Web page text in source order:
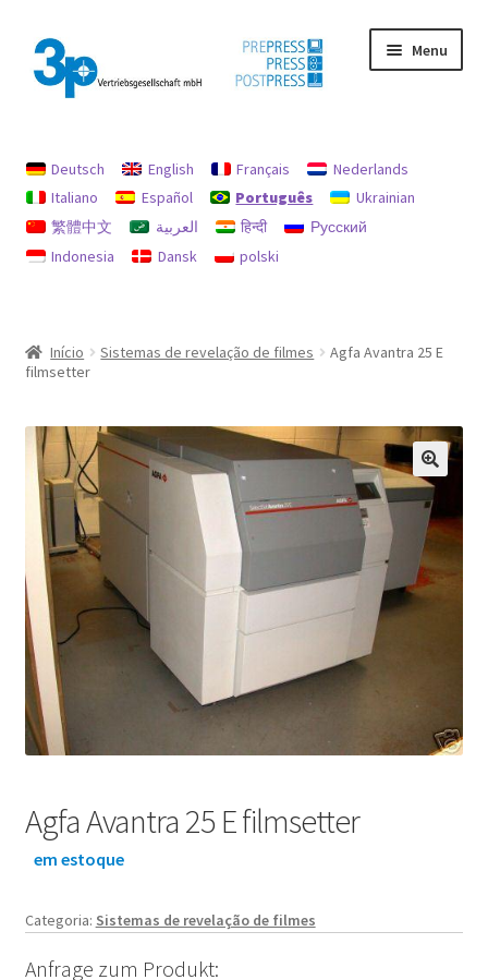
Pular
para
navegação
Pular
para
conteúdo
Menu
imprimir
máquinas usadas
Proteção de dados
Deutsch English Français
Nederlands
Italiano
Español Português
Ukrainian
繁體中文
العربية हिन्दी
Русский
Indonesia
Dansk polski
Início Sistemas de revelação de filmes
Agfa Avantra 25 E
filmsetter
Agfa Avantra 25 E filmsetter
em estoque
Categoria: Sistemas de revelação de filmes
Anfrage zum Produkt: